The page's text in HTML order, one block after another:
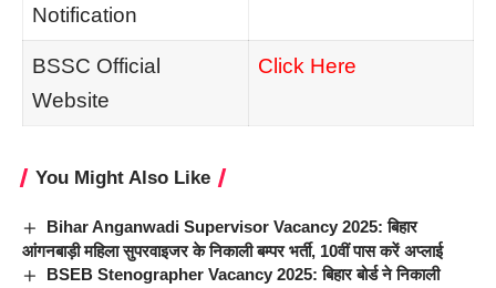
Notification
BSSC Official
Website
Click Here
You Might Also Like
Bihar Anganwadi Supervisor Vacancy 2025: बिहार
आंगनबाड़ी महिला सुपरवाइजर के निकाली बम्पर भर्ती, 10वीं पास करें अप्लाई
BSEB Stenographer Vacancy 2025: बिहार बोर्ड ने निकाली